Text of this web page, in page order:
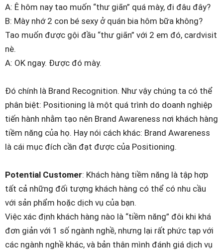
A: Ê hôm nay tao muốn “thư giãn” quá mày, đi đâu đây?
B: Mày nhớ 2 con bé sexy ở quán bia hôm bữa không?
Tao muốn được gội đầu “thư giãn” với 2 em đó, cardvisit
nè.
A: OK ngay. Được đó mày.
Đó chính là Brand Recognition. Như vậy chúng ta có thể
phân biệt: Positioning là một quá trình do doanh nghiệp
tiến hành nhằm tạo nên Brand Awareness nơi khách hàng
tiềm năng của họ. Hay nói cách khác: Brand Awareness
là cái mục đích cần đạt được của Positioning.
Potential Customer: Khách hàng tiềm năng là tập hợp
tất cả những đối tượng khách hàng có thể có nhu cầu
với sản phẩm hoặc dịch vụ của bạn.
Việc xác định khách hàng nào là “tiềm năng” đôi khi khá
đơn giản với 1 số ngành nghề, nhưng lại rất phức tạp với
các ngành nghề khác, và bản thân mình đánh giá dịch vụ